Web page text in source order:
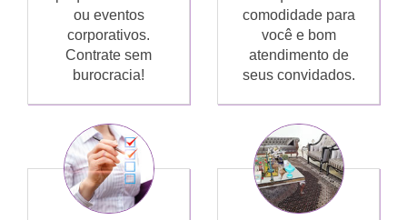
ou eventos
corporativos.
Contrate sem
burocracia!
comodidade para
você e bom
atendimento de
seus convidados.